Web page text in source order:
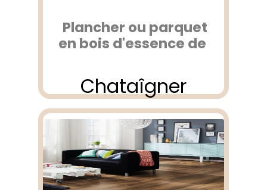
Plancher ou parquet
en bois d'essence de
Chataîgner